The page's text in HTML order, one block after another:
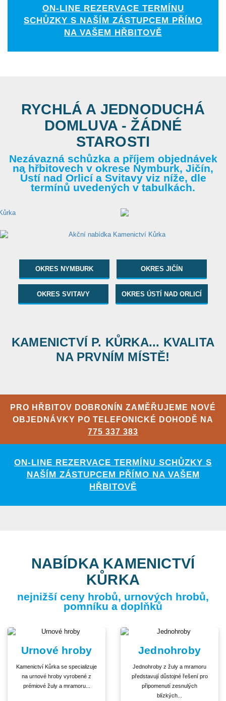
ON-LINE REZERVACE TERMÍNU
SCHŮZKY S NAŠÍM ZÁSTUPCEM PŘÍMO
NA VAŠEM HŘBITOVĚ
RYCHLÁ A JEDNODUCHÁ
DOMLUVA - ŽÁDNÉ
STAROSTI
Nezávazná schůzka a příjem objednávek
na hřbitovech v okrese Nymburk, Jičín,
Ústí nad Orlicí a Svitavy viz níže, dle
termínů uvedených v tabulkách.
OKRES NYMBURK OKRES JIČÍN
OKRES SVITAVY OKRES ÚSTÍ NAD ORLICÍ
KAMENICTVÍ P. KŮRKA... KVALITA
NA PRVNÍM MÍSTĚ!
PRO HŘBITOV DOBRONÍN ZAMĚŘUJEME NOVÉ
OBJEDNÁVKY PO TELEFONICKÉ DOHODĚ NA
775 337 383
ON-LINE REZERVACE TERMÍNU SCHŮZKY S
NAŠÍM ZÁSTUPCEM PŘÍMO NA VAŠEM
HŘBITOVĚ
NABÍDKA KAMENICTVÍ
KŮRKA
nejnižší ceny hrobů, urnových hrobů,
pomníku a doplňků
Urnové hroby
Kamenictví Kůrka se specializuje
na urnové hroby vyrobené z
prémiové žuly a mramoru...
Jednohroby
Jednohroby z žuly a mramoru
představují důstojné řešení pro
připomenutí zesnulých
blízkých...